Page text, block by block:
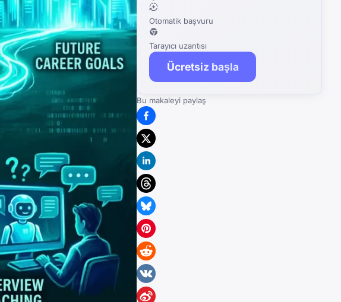
Otomatik başvuru
Tarayıcı uzantısı
Ücretsiz başla
Bu makaleyi paylaş